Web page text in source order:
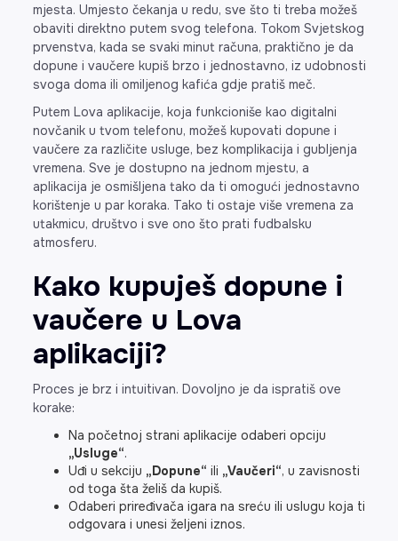
mjesta. Umjesto čekanja u redu, sve što ti treba možeš
obaviti direktno putem svog telefona. Tokom Svjetskog
prvenstva, kada se svaki minut računa, praktično je da
dopune i vaučere kupiš brzo i jednostavno, iz udobnosti
svoga doma ili omiljenog kafića gdje pratiš meč.
Putem Lova aplikacije, koja funkcioniše kao digitalni
novčanik u tvom telefonu, možeš kupovati dopune i
vaučere za različite usluge, bez komplikacija i gubljenja
vremena. Sve je dostupno na jednom mjestu, a
aplikacija je osmišljena tako da ti omogući jednostavno
korištenje u par koraka. Tako ti ostaje više vremena za
utakmicu, društvo i sve ono što prati fudbalsku
atmosferu.
Kako kupuješ dopune i
vaučere u Lova
aplikaciji?
Proces je brz i intuitivan. Dovoljno je da ispratiš ove
korake:
Na početnoj strani aplikacije odaberi opciju
„Usluge“.
Uđi u sekciju „Dopune“ ili „Vaučeri“, u zavisnosti
od toga šta želiš da kupiš.
Odaberi priređivača igara na sreću ili uslugu koja ti
odgovara i unesi željeni iznos.